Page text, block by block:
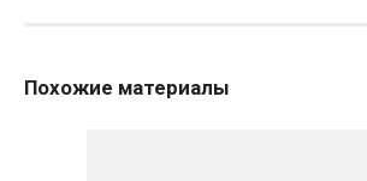
Похожие материалы